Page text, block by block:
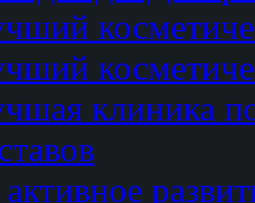
клиника
активное